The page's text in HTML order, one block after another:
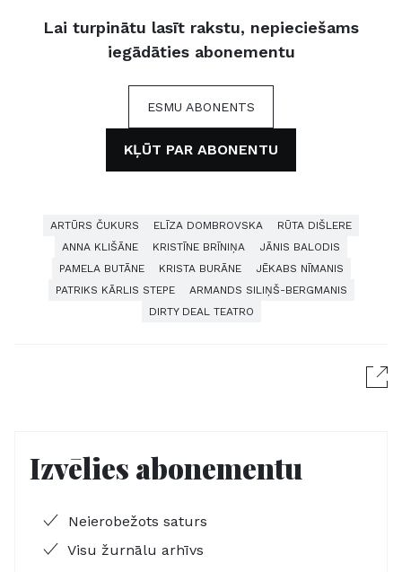
Lai turpinātu lasīt rakstu, nepieciešams
iegādāties abonementu
ESMU ABONENTS
KĻŪT PAR ABONENTU
ARTŪRS ČUKURS ELĪZA DOMBROVSKA
RŪTA DIŠLERE
ANNA KLIŠĀNE
KRISTĪNE BRĪNIŅA
JĀNIS BALODIS
PAMELA BUTĀNE
KRISTA BURĀNE
JĒKABS NĪMANIS
PATRIKS KĀRLIS STEPE
ARMANDS SILIŅŠ-BERGMANIS
DIRTY DEAL TEATRO
Izvēlies abonementu
Neierobežots saturs
Visu žurnālu arhīvs